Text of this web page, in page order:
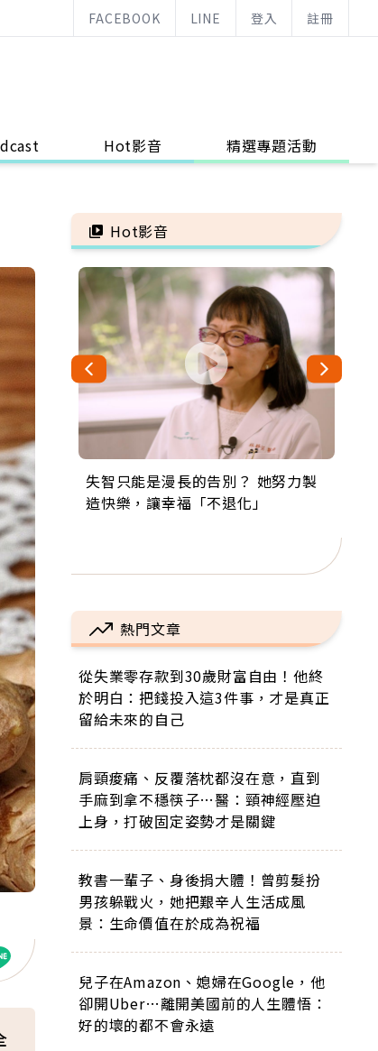
FACEBOOK LINE 登入 註冊
Hot影音 精選專題活動
Hot影音
失智只能是漫長的告別？ 她努力製
造快樂，讓幸福「不退化」
來自剛果的巧克力神父 為台灣奉獻
36年 「台灣是我的家，我連作夢都
63歲卸矽谷副總、搬回台灣找快
樂！「蛋黃哥小丑」走進安養院，
104歲打破金氏世界紀錄 成為全球
最年長羽球選手，分享長壽的秘密
事業巔峰他選擇追夢…黑手阿伯拉
小提琴還登上小巨蛋！連CNN都大
熱門文章
從失業零存款到30歲財富自由！他終
於明白：把錢投入這3件事，才是真正
留給未來的自己
肩頸痠痛、反覆落枕都沒在意，直到
手麻到拿不穩筷子…醫：頸神經壓迫
上身，打破固定姿勢才是關鍵
教書一輩子、身後捐大體！曾剪髮扮
男孩躲戰火，她把艱辛人生活成風
景：生命價值在於成為祝福
兒子在Amazon、媳婦在Google，他
卻開Uber…離開美國前的人生體悟：
好的壞的都不會永遠